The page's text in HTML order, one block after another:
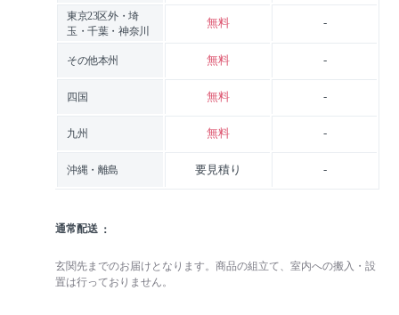
東京23区外・埼
玉・千葉・神奈川
無料 -
その他本州 無料 -
四国 無料 -
九州 無料 -
沖縄・離島 要見積り -
通常配送
玄関先までのお届けとなります。商品の組立て、室内への搬入・設
置は行っておりません。